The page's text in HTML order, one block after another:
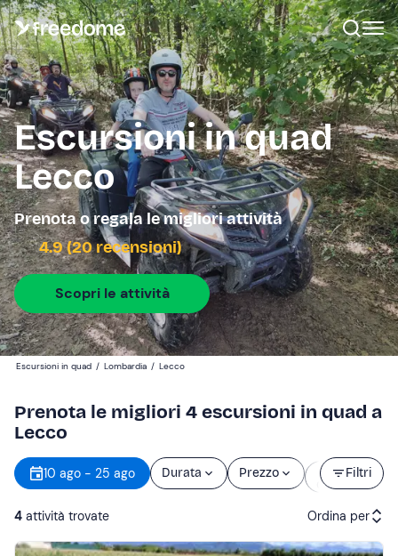
Escursioni in quad
Lecco
Prenota o regala le migliori attività
4.9 (20 recensioni)
Scopri le attività
Escursioni in quad / Lombardia / Lecco
Prenota le migliori 4 escursioni in quad a
Lecco
Filtri
10 ago - 25 ago Durata Prezzo
Orario
d’inizio
4 attività trovate Ordina per